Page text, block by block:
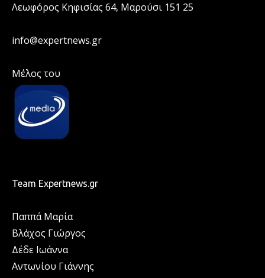
Λεωφόρος Κηφισίας 64, Μαρούσι 151 25
info@expertnews.gr
Μέλος του
Team Expertnews.gr
Παππά Μαρία
Βλάχος Γιώργος
Δέδε Ιωάννα
Αντωνίου Γιάννης